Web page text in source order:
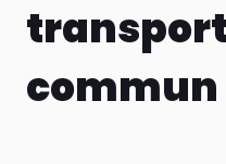
commun